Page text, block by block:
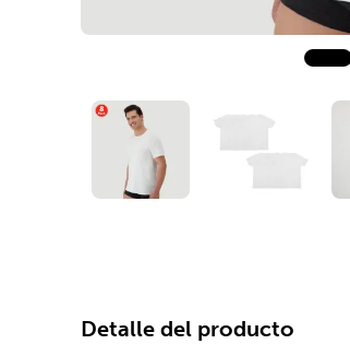
Detalle del producto